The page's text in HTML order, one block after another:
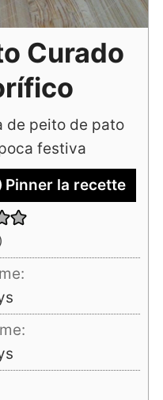
Curado
de peito de pato
festiva
Pinner la recette
)